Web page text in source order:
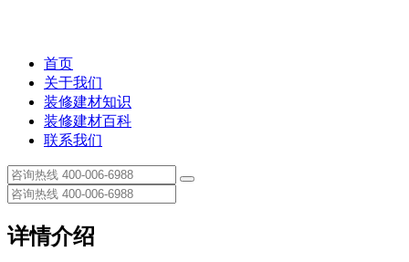
首页
关于我们
装修建材知识
装修建材百科
联系我们
详情介绍